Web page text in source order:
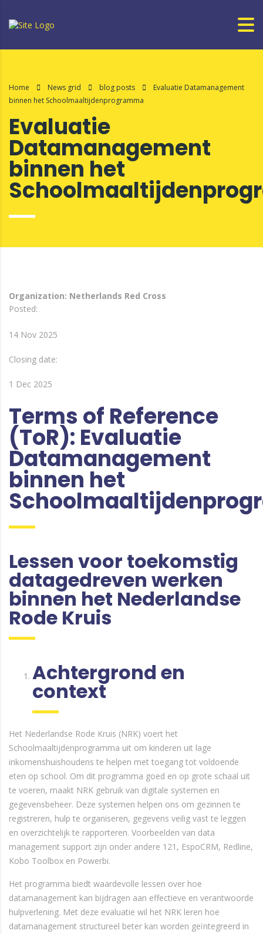
Home News grid blog posts
Evaluatie Datamanagement
binnen het Schoolmaaltijdenprogramma
Evaluatie
Datamanagement
binnen het
Organization: Netherlands Red Cross
Posted:
14 Nov 2025
Closing date:
1 Dec 2025
Terms of Reference
(ToR): Evaluatie
Datamanagement
binnen het
Lessen voor toekomstig
datagedreven werken
binnen het Nederlandse
Rode Kruis
Achtergrond en
context
Het Nederlandse Rode Kruis (NRK) voert het
Schoolmaaltijdenprogramma uit om kinderen uit lage
inkomenshuishoudens te helpen met toegang tot voldoende
eten op school. Om dit programma goed en op grote schaal uit
te voeren, maakt NRK gebruik van digitale systemen en
gegevensbeheer. Deze systemen helpen ons om gezinnen te
registreren, hulp te organiseren, gegevens veilig vast te leggen
en overzichtelijk te rapporteren. Voorbeelden van data
management support zijn onder andere 121, EspoCRM, Redline,
Kobo Toolbox en Powerbi.
Het programma biedt waardevolle lessen over hoe
datamanagement kan bijdragen aan effectieve en verantwoorde
hulpverlening. Met deze evaluatie wil het NRK leren hoe
datamanagement structureel beter kan worden geïntegreerd in